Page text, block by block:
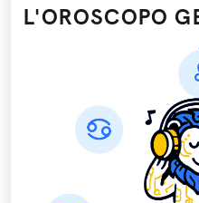
L'OROSCOPO